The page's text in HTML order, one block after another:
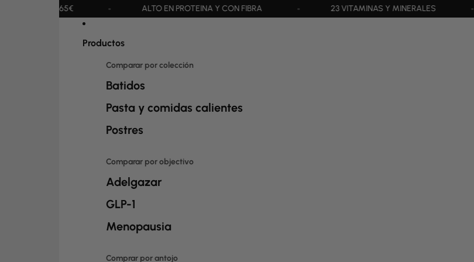
ALTO EN PROTEÍNA Y CON FIBRA 23 VITAMINAS Y MINERALES SUSCRÍBETE Y AHORRA 12€
Productos
Comparar por colección
Batidos
Pasta y comidas calientes
Postres
Comparar por objectivo
Adelgazar
GLP-1
Menopausia
Comprar por antojo